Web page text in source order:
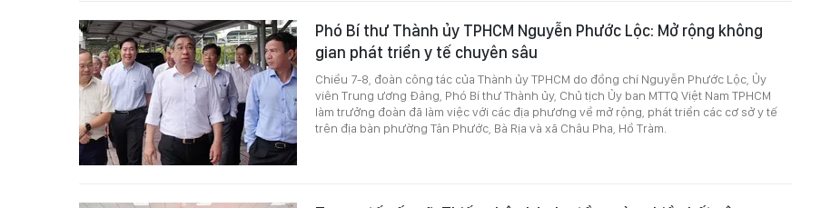
Phó Bí thư Thành ủy TPHCM Nguyễn Phước Lộc: Mở rộng không
gian phát triển y tế chuyên sâu
Chiều 7-8, đoàn công tác của Thành ủy TPHCM do đồng chí Nguyễn Phước Lộc, Ủy
viên Trung ương Đảng, Phó Bí thư Thành ủy, Chủ tịch Ủy ban MTTQ Việt Nam TPHCM
làm trưởng đoàn đã làm việc với các địa phương về mở rộng, phát triển các cơ sở y tế
trên địa bàn phường Tân Phước, Bà Rịa và xã Châu Pha, Hồ Tràm.